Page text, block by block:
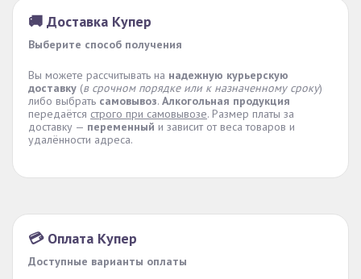
🚚 Доставка Купер
Выберите способ получения
Вы можете рассчитывать на надежную курьерскую
доставку (в срочном порядке или к назначенному сроку)
либо выбрать самовывоз. Алкогольная продукция
передаётся строго при самовывозе. Размер платы за
доставку — переменный и зависит от веса товаров и
удалённости адреса.
💳 Оплата Купер
Доступные варианты оплаты